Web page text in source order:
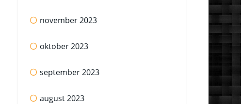
november 2023
oktober 2023
september 2023
august 2023